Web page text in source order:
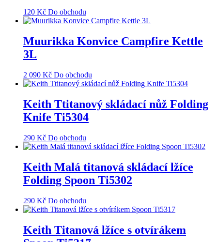
120 Kč Do obchodu
Muurikka Konvice Campfire Kettle
3L
2 090 Kč Do obchodu
Keith Ttitanový skládací nůž Folding
Knife Ti5304
290 Kč Do obchodu
Keith Malá titanová skládací lžíce
Folding Spoon Ti5302
290 Kč Do obchodu
Keith Titanová lžíce s otvírákem